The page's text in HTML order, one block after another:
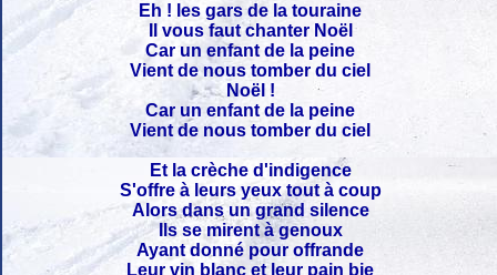
Eh ! les gars de la touraine
Il vous faut chanter Noël
Car un enfant de la peine
Vient de nous tomber du ciel
Noël !
Car un enfant de la peine
Vient de nous tomber du ciel
Et la crèche d'indigence
S'offre à leurs yeux tout à coup
Alors dans un grand silence
Ils se mirent à genoux
Ayant donné pour offrande
Leur vin blanc et leur pain bie